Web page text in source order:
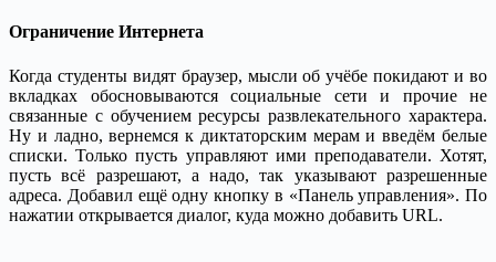
Ограничение Интернета
Когда студенты видят браузер, мысли об учёбе покидают и во
вкладках обосновываются социальные сети и прочие не
связанные с обучением ресурсы развлекательного характера.
Ну и ладно, вернемся к диктаторским мерам и введём белые
списки. Только пусть управляют ими преподаватели. Хотят,
пусть всё разрешают, а надо, так указывают разрешенные
адреса. Добавил ещё одну кнопку в «Панель управления». По
нажатии открывается диалог, куда можно добавить URL.